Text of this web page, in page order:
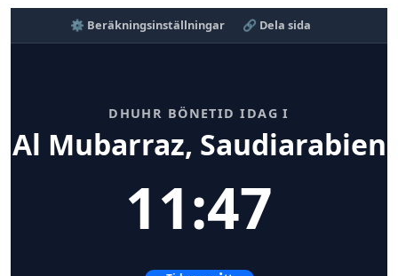
⚙️ Beräkningsinställningar 🔗 Dela sida
DHUHR BÖNETID IDAG I
Al Mubarraz, Saudiarabien
11:47